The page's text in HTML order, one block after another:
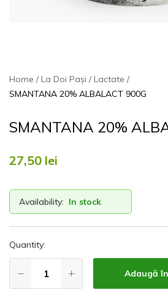
Home La Doi Pași
Lactate
SMANTANA 20% ALBALACT 900G
SMANTANA 20%
27,50 lei
Availability: In stock
Quantity:
Adaugă